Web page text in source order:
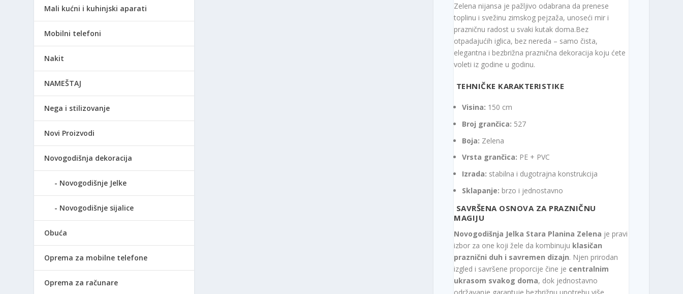
Zelena nijansa je pažljivo odabrana da prenese
toplinu i svežinu zimskog pejzaža, unoseći mir i
prazničnu radost u svaki kutak doma.Bez
otpadajućih iglica, bez nereda – samo čista,
elegantna i bezbrižna praznična dekoracija koju ćete
voleti iz godine u godinu.
TEHNIČKE KARAKTERISTIKE
Visina: 150 cm
Broj grančica: 527
Boja: Zelena
Vrsta grančica: PE + PVC
Izrada: stabilna i dugotrajna konstrukcija
Sklapanje: brzo i jednostavno
SAVRŠENA OSNOVA ZA PRAZNIČNU
MAGIJU
Novogodišnja Jelka Stara Planina Zelena je pravi
izbor za one koji žele da kombinuju klasičan
praznični duh i savremen dizajn. Njen prirodan
izgled i savršene proporcije čine je centralnim
ukrasom svakog doma, dok jednostavno
Mali kućni i kuhinjski aparati
Mobilni telefoni
Nakit
NAMEŠTAJ
Nega i stilizovanje
Novi Proizvodi
Novogodišnja dekoracija
Novogodišnje Jelke
Novogodišnje sijalice
Obuća
Oprema za mobilne telefone
Oprema za računare